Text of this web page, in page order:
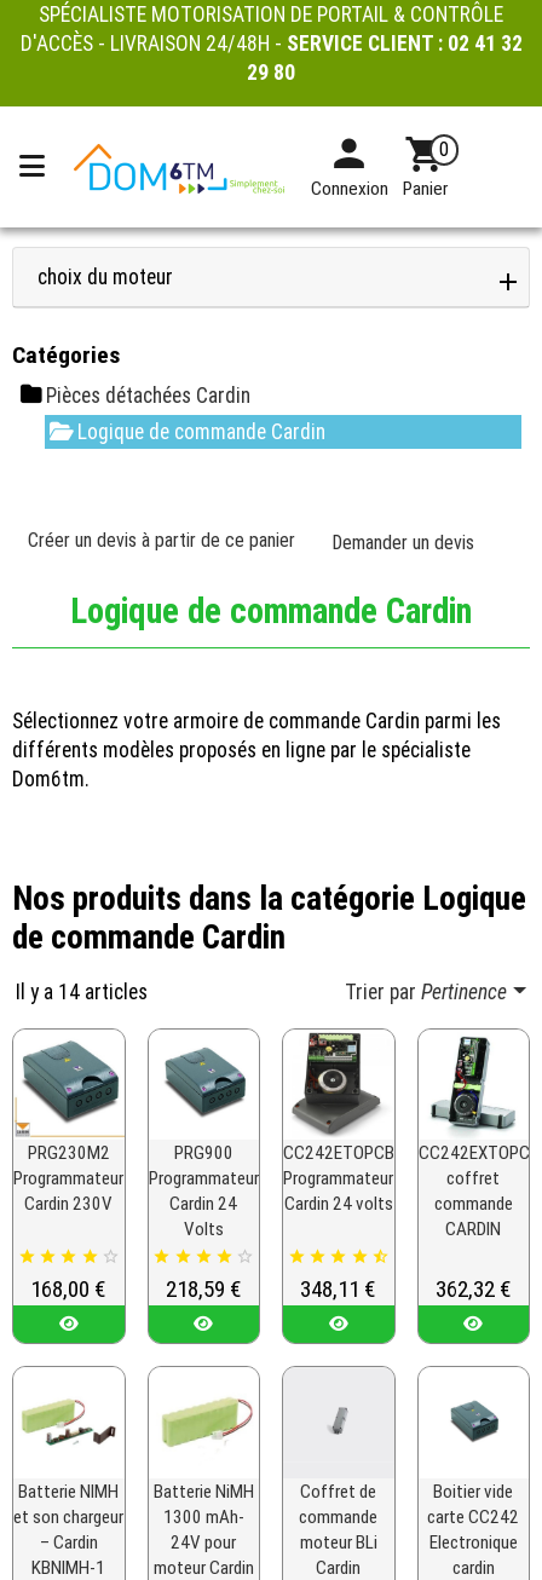
SPÉCIALISTE MOTORISATION DE PORTAIL & CONTRÔLE
D'ACCÈS - LIVRAISON 24/48H - SERVICE CLIENT : 02 41 32
29 80
Connexion
0
Panier
choix du moteur
Catégories
Pièces détachées Cardin
Logique de commande Cardin
Créer un devis à partir de ce panier Demander un devis
Logique de commande Cardin
Sélectionnez votre armoire de commande Cardin parmi les
différents modèles proposés en ligne par le spécialiste
Dom6tm.
Nos produits dans la catégorie Logique
de commande Cardin
Il y a 14 articles Trier par Pertinence
PRG230M2
Programmateur
Cardin 230V
    
Prix
168,00 €
PRG900
Programmateur
Cardin 24
Volts
    
Prix
218,59 €
CC242ETOPCB
Programmateur
Cardin 24 volts
    
Prix
348,11 €
CC242EXTOPCB
coffret
commande
CARDIN
Prix
362,32 €
Batterie NIMH
et son chargeur
– Cardin
KBNIMH-1
Batterie NiMH
1300 mAh-
24V pour
moteur Cardin
Coffret de
commande
moteur BLi
Cardin
Boitier vide
carte CC242
Electronique
cardin